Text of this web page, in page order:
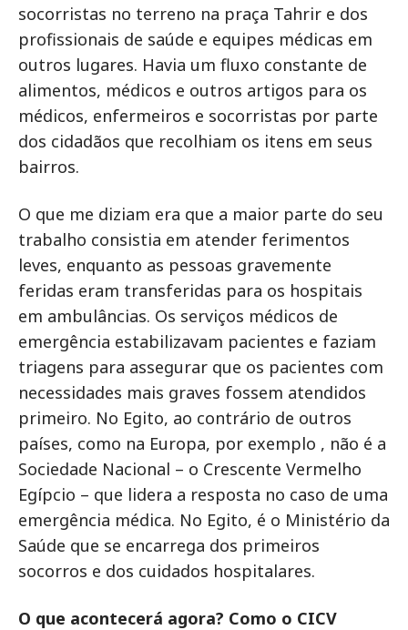
socorristas no terreno na praça Tahrir e dos
profissionais de saúde e equipes médicas em
outros lugares. Havia um fluxo constante de
alimentos, médicos e outros artigos para os
médicos, enfermeiros e socorristas por parte
dos cidadãos que recolhiam os itens em seus
bairros.
O que me diziam era que a maior parte do seu
trabalho consistia em atender ferimentos
leves, enquanto as pessoas gravemente
feridas eram transferidas para os hospitais
em ambulâncias. Os serviços médicos de
emergência estabilizavam pacientes e faziam
triagens para assegurar que os pacientes com
necessidades mais graves fossem atendidos
primeiro. No Egito, ao contrário de outros
países, como na Europa, por exemplo , não é a
Sociedade Nacional – o Crescente Vermelho
Egípcio – que lidera a resposta no caso de uma
emergência médica. No Egito, é o Ministério da
Saúde que se encarrega dos primeiros
socorros e dos cuidados hospitalares.
O que acontecerá agora? Como o CICV